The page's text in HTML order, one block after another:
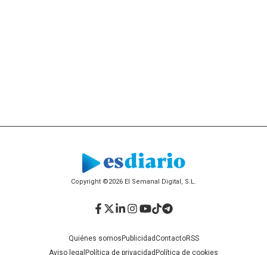
Copyright ©2026 El Semanal Digital, S.L.
Quiénes somosPublicidadContactoRSS
Aviso legal Política de privacidadPolítica de cookies
Facebook
Twitter
LinkedIn
Instagram
YouTube
TikTok
Telegram